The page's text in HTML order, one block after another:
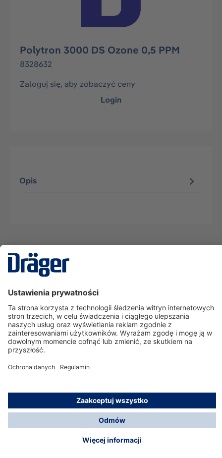
Polytron 3000 DS Ozone 0,5 PPM
8328632
Zaloguj się, aby zobaczyć ceny
Login
Opis
Serwisowa linia hotline
O nas
Korzystanie ze sklepu
© Dräger Polska Sp. z o.o., 2025
*Wszystkie ceny bez VAT, na warunkach opisanych w